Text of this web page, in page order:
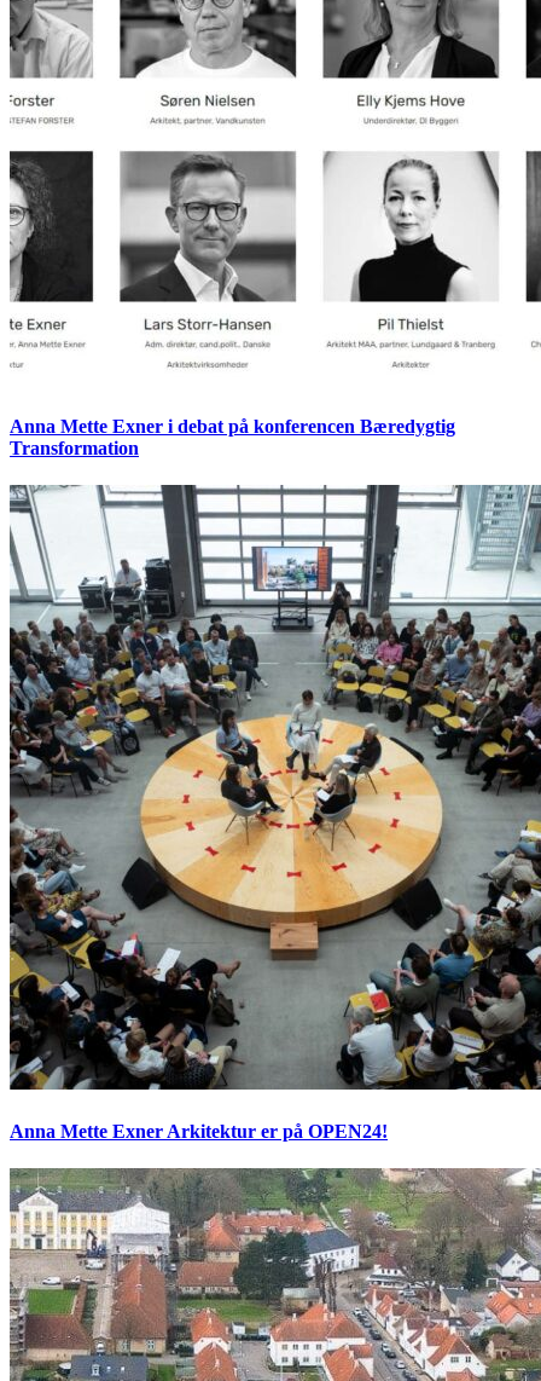
Anna Mette Exner i debat på konferencen Bæredygtig
Transformation
Anna Mette Exner Arkitektur er på OPEN24!